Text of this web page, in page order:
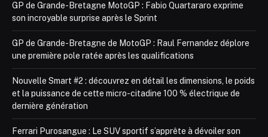
GP de Grande-Bretagne MotoGP : Fabio Quartararo exprime
son incroyable surprise après le Sprint
GP de Grande-Bretagne de MotoGP : Raul Fernandez déplore
une première pole ratée après les qualifications
Nouvelle Smart #2 : découvrez en détail les dimensions, le poids
et la puissance de cette micro-citadine 100 % électrique de
dernière génération
Ferrari Purosangue : Le SUV sportif s’apprête à dévoiler son